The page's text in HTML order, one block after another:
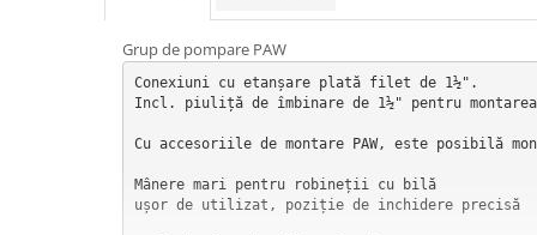
Grup de pompare PAW
Conexiuni cu etanșare plată filet de 1½".
Incl. piuliță de îmbinare de 1½" pentru
Cu accesoriile de montare PAW, este posibilă
Mânere mari pentru robineții cu bilă
ușor de utilizat, poziție de inchidere precisă